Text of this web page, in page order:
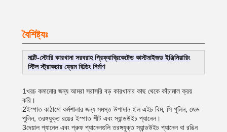
বৈশিষ্ট্যঃ
মাল্টি-স্টোরি কারখানা সরবরাহ প্রিফ্যাব্রিকেটেড কাস্টমাইজড ইঞ্জিনিয়ারিং
স্টিল স্ট্রাকচার ফ্রেম বিল্ডিং নির্মাণ
1খরচ কমানোর জন্য আমরা সরাসরি বড় কারখানার কাছ থেকে কাঁচামাল ক্রয়
করি।
2ইস্পাত কাঠামো কর্মশালার জন্য সমস্ত উপাদান হ'ল এইচ বিম, সি পুলিন, জেড
পুলিন, তরঙ্গযুক্ত রঙের ইস্পাত শীট এবং স্যান্ডউইচ প্যানেল।
3দেয়াল প্যানেল এবং প্রুফ প্যানেলগুলি তরঙ্গযুক্ত স্যান্ডউইচ প্যানেল বা রঙিন